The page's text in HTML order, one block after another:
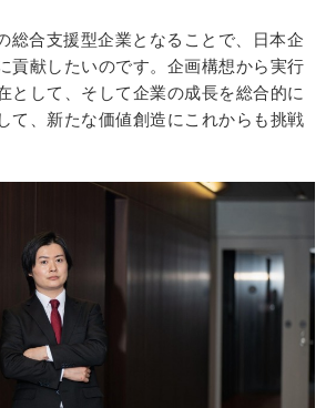
総合支援型企業となることで、日本企
貢献したいのです。企画構想から実行
として、そして企業の成長を総合的に
て、新たな価値創造にこれからも挑戦